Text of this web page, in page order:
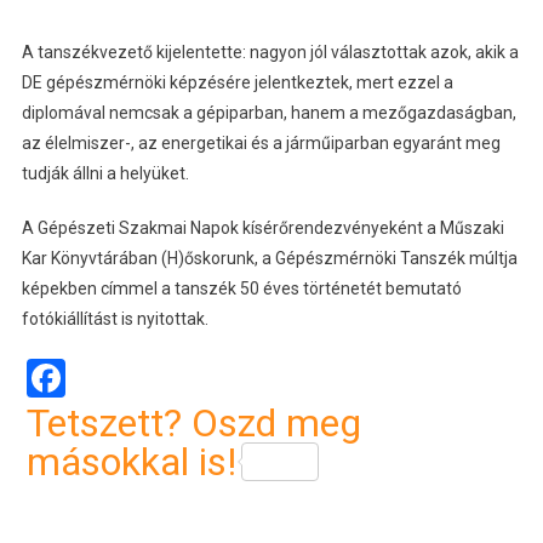
A tanszékvezető kijelentette: nagyon jól választottak azok, akik a
DE gépészmérnöki képzésére jelentkeztek, mert ezzel a
diplomával nemcsak a gépiparban, hanem a mezőgazdaságban,
az élelmiszer-, az energetikai és a járműiparban egyaránt meg
tudják állni a helyüket.
A Gépészeti Szakmai Napok kísérőrendezvényeként a Műszaki
Kar Könyvtárában (H)őskorunk, a Gépészmérnöki Tanszék múltja
képekben címmel a tanszék 50 éves történetét bemutató
fotókiállítást is nyitottak.
Facebook
Tetszett? Oszd meg
másokkal is!